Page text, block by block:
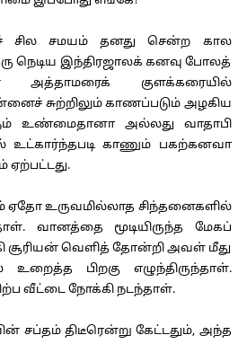
சமயம் தனது சென்ற கால
நெடிய இந்திரஜாலக் கனவு போலத்
அத்தாமரைக் குளக்கரையில்
சுற்றிலும் காணப்படும் அழகிய
உண்மைதானா அல்லது வாதாபி
உட்கார்ந்தபடி காணும் பகற்கனவா
ஏற்பட்டது.
ஏதோ உருவமில்லாத சிந்தனைகளில்
வானத்தை மூடியிருந்த மேகப்
சூரியன் வெளித் தோன்றி அவள் மீது
பிறகு எழுந்திருந்தாள்.
வீட்டை நோக்கி நடந்தாள்.
சப்தம் திடீரென்று கேட்டதும், அந்த